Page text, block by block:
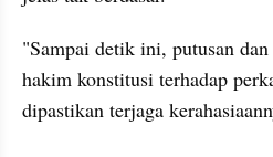
"Sampai detik ini, putusan
hakim konstitusi terhadap
dipastikan terjaga